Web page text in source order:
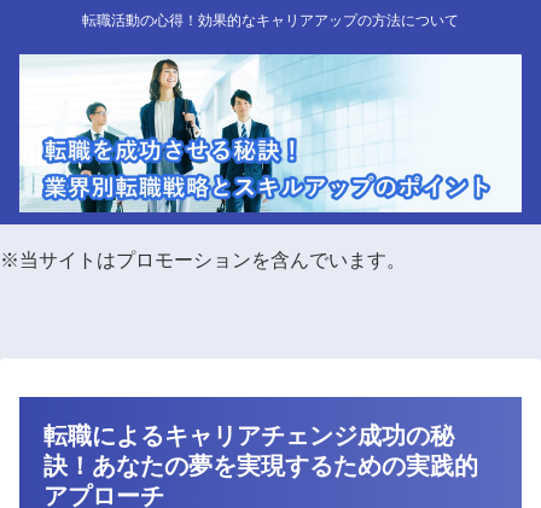
転職活動の心得！効果的なキャリアアップの方法について
※当サイトはプロモーションを含んでいます。
転職によるキャリアチェンジ成功の秘
訣！あなたの夢を実現するための実践的
アプローチ